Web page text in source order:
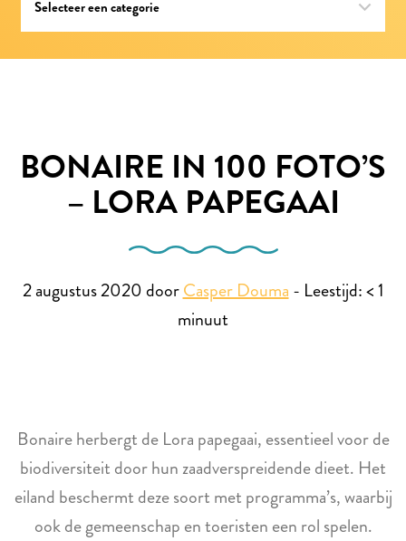
BONAIRE IN 100 FOTO’S
– LORA PAPEGAAI
2 augustus 2020 doorCasper Douma- Leestijd:< 1
minuut
Bonaire herbergt de Lora papegaai, essentieel voor de
biodiversiteit door hun zaadverspreidende dieet. Het
eiland beschermt deze soort met programma’s, waarbij
ook de gemeenschap en toeristen een rol spelen.